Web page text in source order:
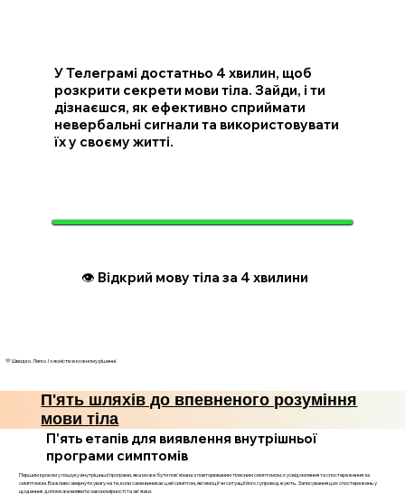
У Телеграмі достатньо 4 хвилин, щоб
розкрити секрети мови тіла. Зайди, і ти
дізнаєшся, як ефективно сприймати
невербальні сигнали та використовувати
їх у своєму житті.
👁️ Відкрий мову тіла за 4 хвилини
💛 Швидко. Легко. І з ясністю в кожному рішенні.
П'ять шляхів до впевненого розуміння
мови тіла
П'ять етапів для виявлення внутрішньої
програми симптомів
Першим кроком у пошуку внутрішньої програми, яка може бути пов'язана з повторюваним тілесним симптомом, є усвідомлення та спостереження за
симптомом. Важливо звернути увагу на те, коли саме виникає цей симптом, які емоції чи ситуації його супроводжують. Записування цих спостережень у
щоденник допоможе виявити закономірності та зв'язки.